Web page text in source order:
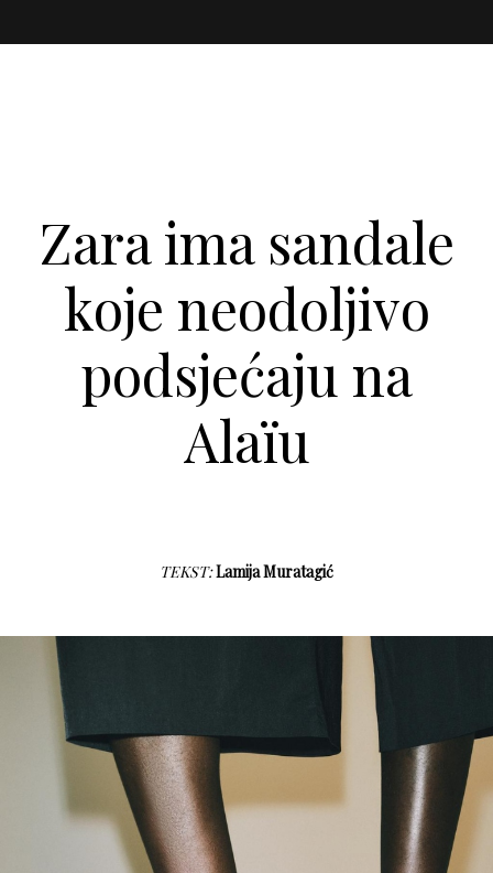
Zara ima sandale
koje neodoljivo
podsjećaju na
Alaïu
TEKST:Lamija Muratagić